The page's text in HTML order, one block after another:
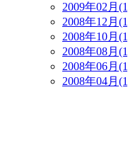
2009年02月
2008年12月
2008年10月
2008年08月
2008年06月
2008年04月